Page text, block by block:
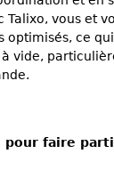
Talixo, vous et
optimisés, ce
vide,
pour faire